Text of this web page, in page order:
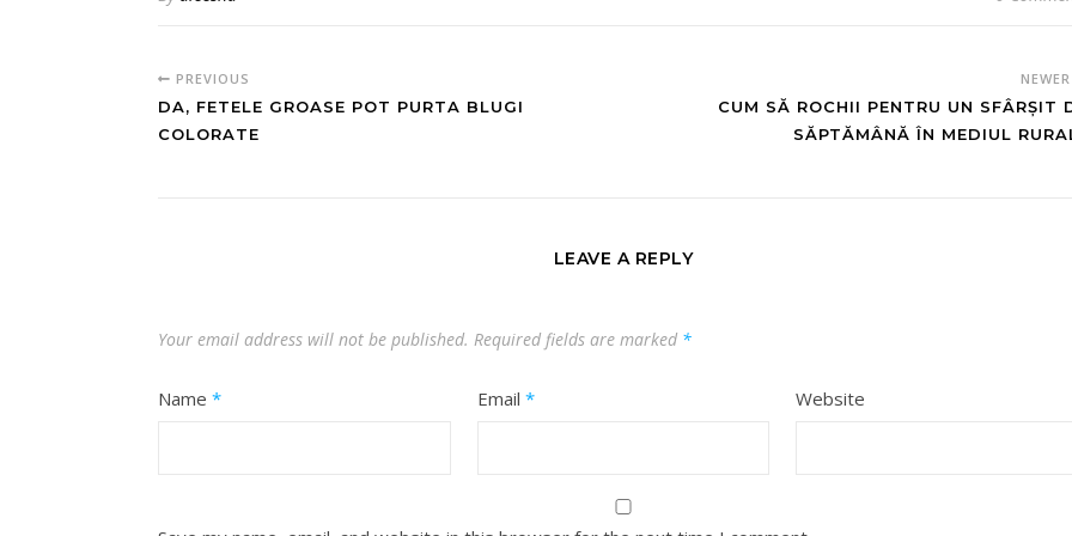
PREVIOUS
DA, FETELE GROASE POT PURTA BLUGI
COLORATE
NEWER
CUM SĂ ROCHII PENTRU UN SFÂRȘIT
SĂPTĂMÂNĂ ÎN MEDIUL
LEAVE A REPLY
Your email address will not be published. Required fields are marked *
Name * Email * Website